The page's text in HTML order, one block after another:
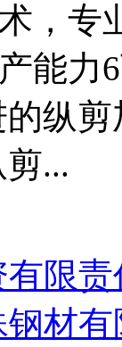
，专
能力
纵
...
限
材